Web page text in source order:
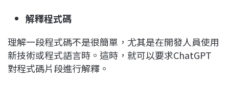
解釋程式碼
理解一段程式碼不是很簡單，尤其是在開發人員使用
新技術或程式語言時。這時，就可以要求ChatGPT
對程式碼片段進行解釋。